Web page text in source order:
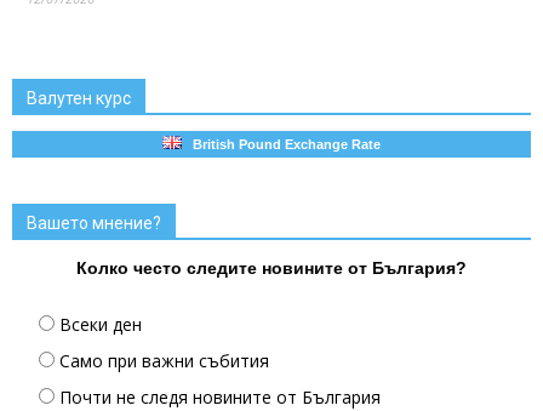
Валутен курс
British Pound Exchange Rate
Вашето мнение?
Колко често следите новините от България?
Всеки ден
Само при важни събития
Почти не следя новините от България